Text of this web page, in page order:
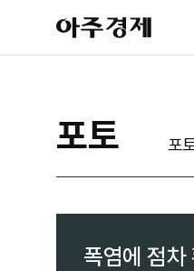
아
주
제
포토 포
폭염에 점차